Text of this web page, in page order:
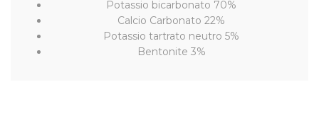
Potassio bicarbonato 70%
Calcio Carbonato 22%
Potassio tartrato neutro 5%
Bentonite 3%